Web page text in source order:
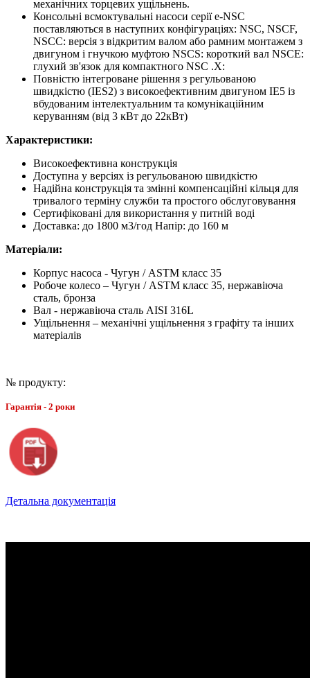
механічних торцевих ущільнень.
Консольні всмоктувальні насоси серії e-NSC
поставляються в наступних конфігураціях: NSC, NSCF,
NSCC: версія з відкритим валом або рамним монтажем з
двигуном і гнучкою муфтою NSCS: короткий вал NSCE:
глухий зв'язок для компактного NSC .X:
Повністю інтегроване рішення з регульованою
швидкістю (IES2) з високоефективним двигуном IE5 із
вбудованим інтелектуальним та комунікаційним
керуванням (від 3 кВт до 22кВт)
Характеристики:
Високоефективна конструкція
Доступна у версіях із регульованою швидкістю
Надійна конструкція та змінні компенсаційні кільця для
тривалого терміну служби та простого обслуговування
Сертифіковані для використання у питній воді
Доставка: до 1800 м3/год Напір: до 160 м
Матеріали:
Корпус насоса - Чугун / ASTM класс 35
Робоче колесо – Чугун / ASTM класс 35, нержавіюча
сталь, бронза
Вал - нержавіюча сталь AISI 316L
Ущільнення – механічні ущільнення з графіту та інших
матеріалів
№ продукту:
Гарантія - 2 роки
Детальна документація